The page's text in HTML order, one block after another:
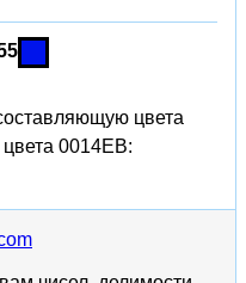
цвета
0014EB: